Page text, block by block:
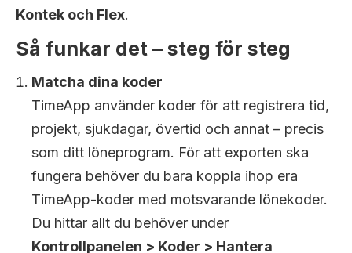
Kontek och Flex.
Så funkar det – steg för steg
Matcha dina koder
TimeApp använder koder för att registrera tid,
projekt, sjukdagar, övertid och annat – precis
som ditt löneprogram. För att exporten ska
fungera behöver du bara koppla ihop era
TimeApp-koder med motsvarande lönekoder.
Du hittar allt du behöver under
Kontrollpanelen > Koder > Hantera